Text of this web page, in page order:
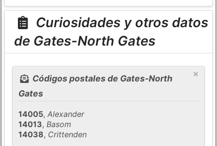
Curiosidades y otros datos
de Gates-North Gates
×
Códigos postales de Gates-North
Gates
14005,Alexander
14013,Basom
14038, Crittenden